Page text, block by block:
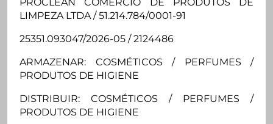
LIMPEZA LTDA / 51.214.784/0001-91
25351.093047/2026-05 / 2124486
ARMAZENAR: COSMÉTICOS / PERFUMES /
PRODUTOS DE HIGIENE
DISTRIBUIR: COSMÉTICOS / PERFUMES /
PRODUTOS DE HIGIENE